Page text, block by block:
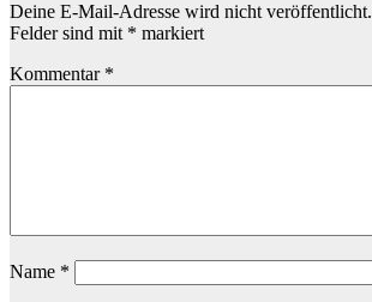
Deine E-Mail-Adresse wird nicht veröffentlicht.
Felder sind mit * markiert
Kommentar *
Name *